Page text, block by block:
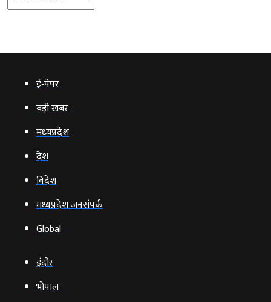
ई‑पेपर
बड़ी खबर
मध्‍यप्रदेश
देश
विदेश
मध्यप्रदेश जनसंपर्क
Global
इंदौर
भोपाल